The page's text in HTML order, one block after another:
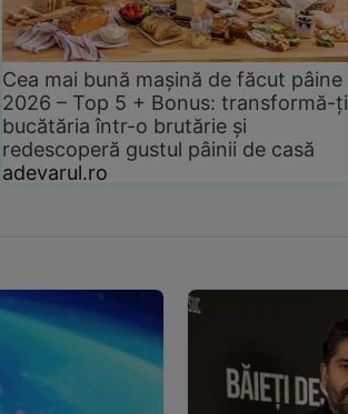
Cea mai bună mașină de făcut pâine
2026 – Top 5 + Bonus: transformă-ți
bucătăria într-o brutărie și
redescoperă gustul pâinii de casă
adevarul.ro